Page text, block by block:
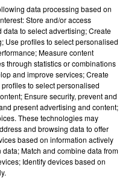
20h31
20h31
data processing based on
Store and/or access
to select advertising; Create
Use profiles to select personalised
Measure content
through statistics or combinations
and improve services; Create
to select personalised
Ensure security, prevent and
present advertising and content;
These technologies may
and browsing data to offer
based on information actively
Match and combine data from
Identify devices based on